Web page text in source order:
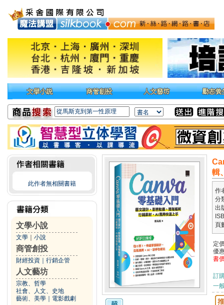
此作者無相關書籍
文學小說
文學 小說
商管創投
財經投資 行銷企管
人文藝坊
宗教、哲學
社會、人文、史地
藝術、美學
電影戲劇
輯
作
分
出
頁
定
優
書
訂
一